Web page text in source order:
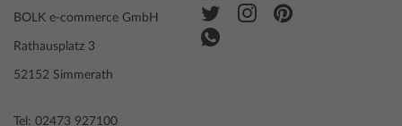
Batterie (Quarz)
Funktionen
Chronograph, Datum, Minute, Sekunde,
Gehäuse Material
BOLK e-commerce GmbH
Rathausplatz 3
52152 Simmerath
Tel: 02473 927100